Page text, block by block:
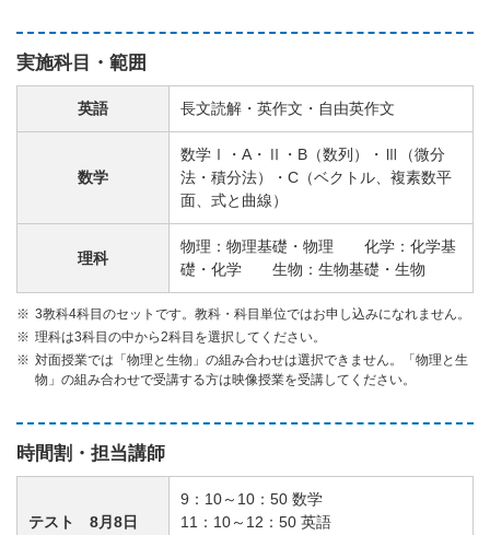
実施科目・範囲
英語 長文読解・英作文・自由英作文
数学
数学Ⅰ・A・Ⅱ・B（数列）・Ⅲ（微分
法・積分法）・C（ベクトル、複素数平
面、式と曲線）
理科
物理：物理基礎・物理 化学：化学基
礎・化学 生物：生物基礎・生物
3教科4科目のセットです。教科・科目単位ではお申し込みになれません。
理科は3科目の中から2科目を選択してください。
対面授業では「物理と生物」の組み合わせは選択できません。「物理と生
物」の組み合わせで受講する方は映像授業を受講してください。
時間割・担当講師
テスト 8月8日
9：10～10：50 数学
11：10～12：50 英語